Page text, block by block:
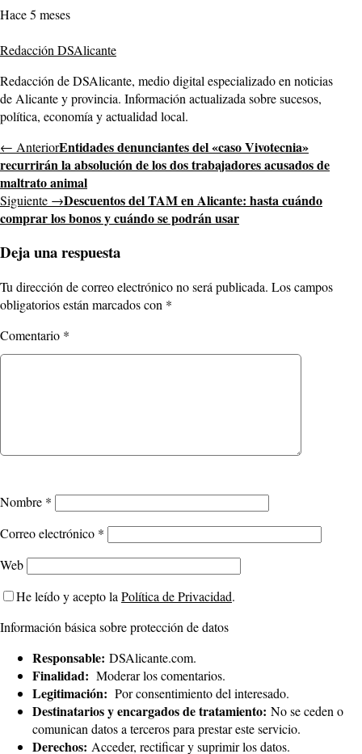
Hace 5 meses
Redacción DSAlicante
Redacción de DSAlicante, medio digital especializado en noticias
de Alicante y provincia. Información actualizada sobre sucesos,
política, economía y actualidad local.
← AnteriorEntidades denunciantes del «caso Vivotecnia»
recurrirán la absolución de los dos trabajadores acusados de
maltrato animal
Siguiente →Descuentos del TAM en Alicante: hasta cuándo
comprar los bonos y cuándo se podrán usar
Deja una respuesta
Tu dirección de correo electrónico no será publicada. Los campos
obligatorios están marcados con *
Comentario *
Nombre *
Correo electrónico *
Web
He leído y acepto la Política de Privacidad.
Información básica sobre protección de datos
Responsable: DSAlicante.com.
Finalidad: Moderar los comentarios.
Legitimación: Por consentimiento del interesado.
Destinatarios y encargados de tratamiento: No se ceden o
comunican datos a terceros para prestar este servicio.
Derechos: Acceder, rectificar y suprimir los datos.